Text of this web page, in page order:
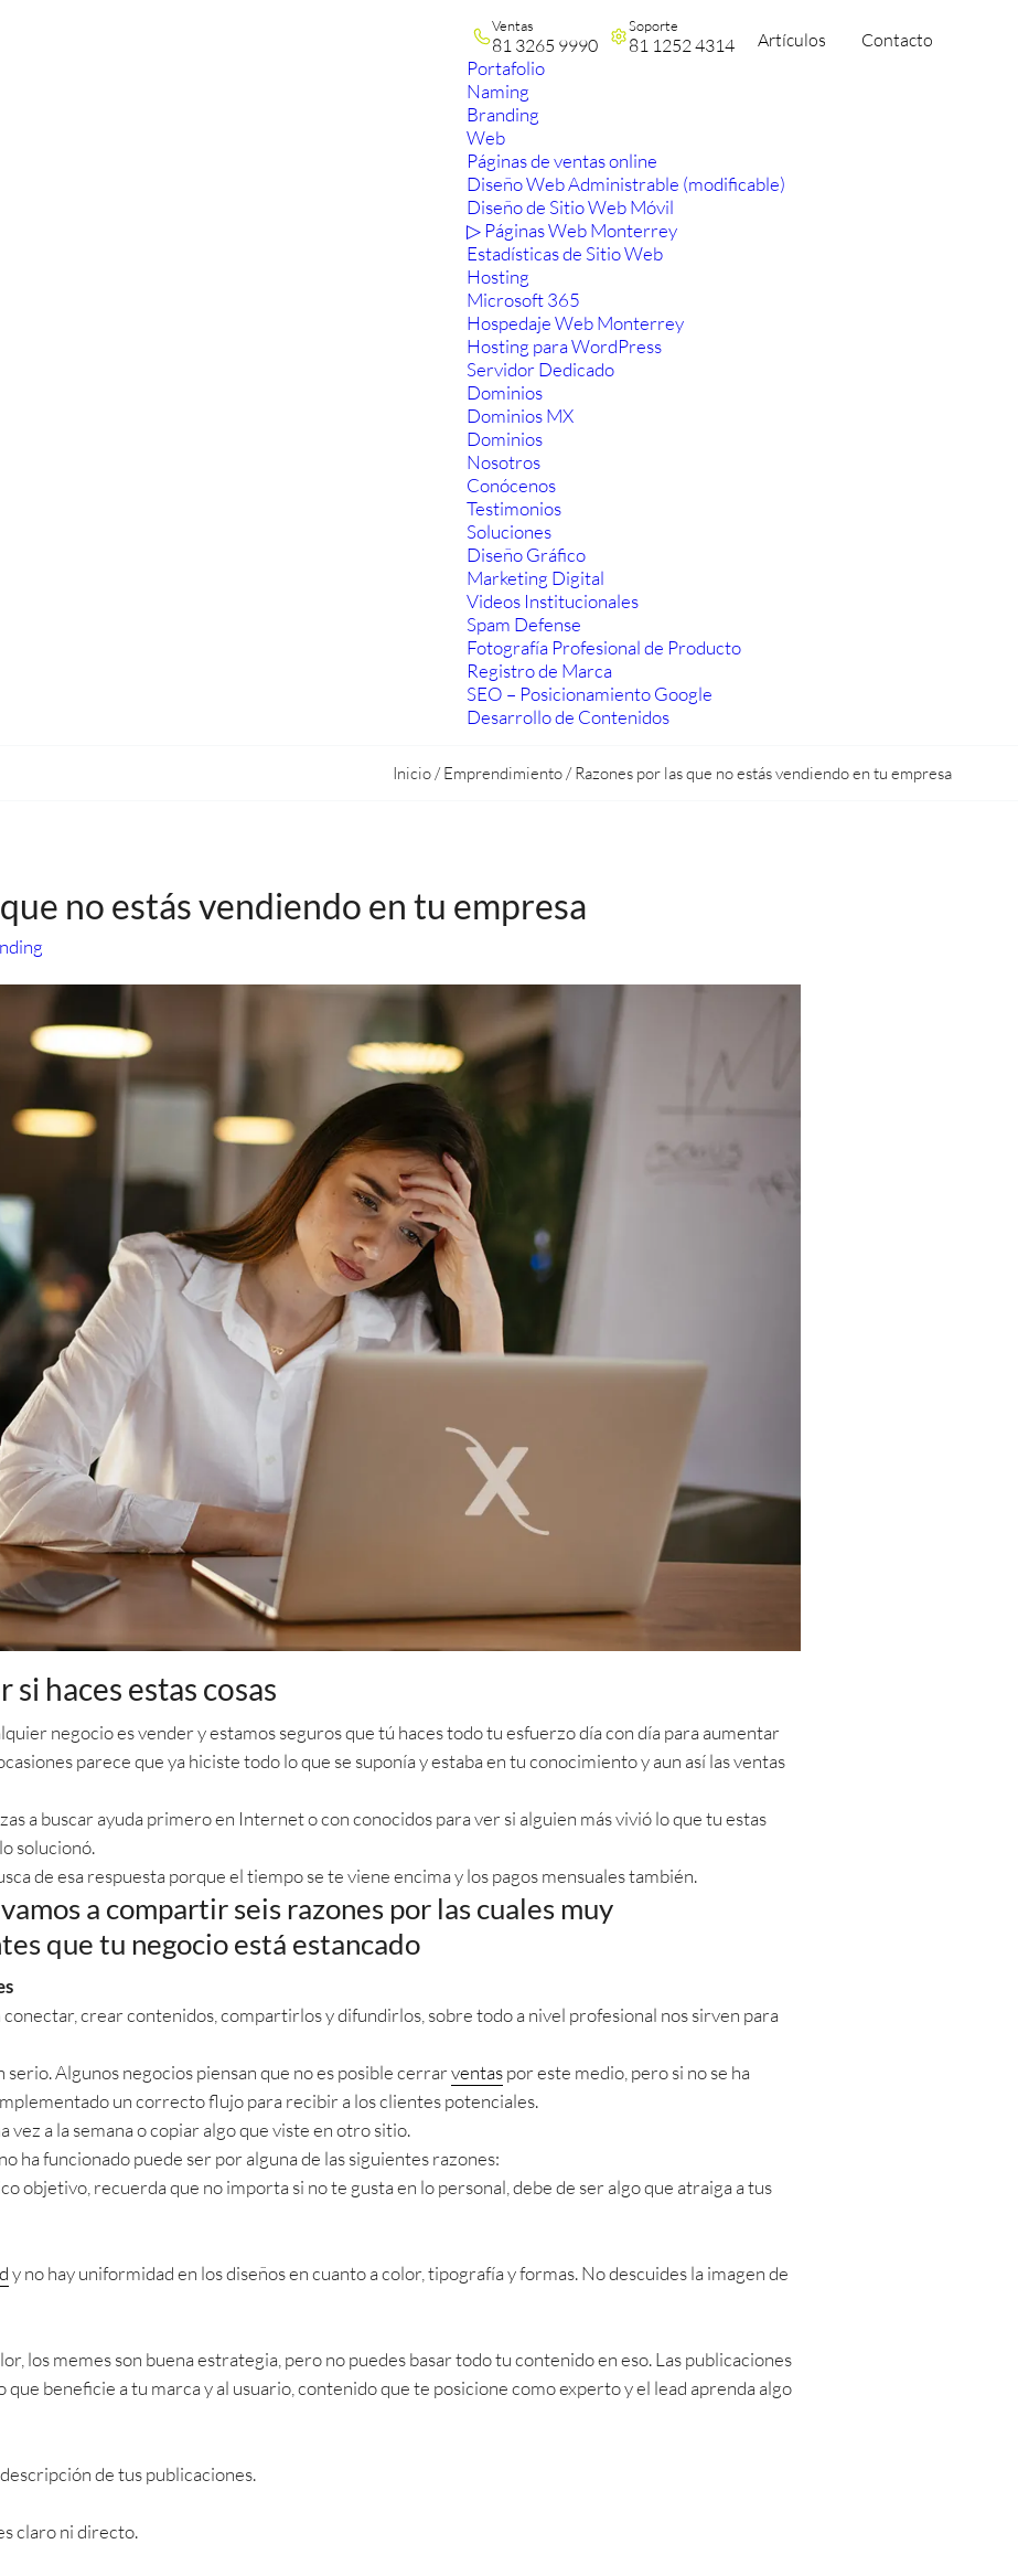
Ventas
81 3265 9990
Soporte
81 1252 4314 Artículos Contacto
Portafolio
Naming
Branding
Web
Páginas de ventas online
Diseño Web Administrable (modificable)
Diseño de Sitio Web Móvil
▷ Páginas Web Monterrey
Estadísticas de Sitio Web
Hosting
Microsoft 365
Hospedaje Web Monterrey
Hosting para WordPress
Servidor Dedicado
Dominios
Dominios MX
Dominios
Nosotros
Conócenos
Testimonios
Soluciones
Diseño Gráfico
Marketing Digital
Videos Institucionales
Spam Defense
Fotografía Profesional de Producto
Registro de Marca
SEO – Posicionamiento Google
Desarrollo de Contenidos
Inicio/Emprendimiento/Razones por las que no estás vendiendo en tu empresa
no estás vendiendo en tu empresa
si haces estas cosas
negocio es vender y estamos seguros que tú haces todo tu esfuerzo día con día para aumentar
parece que ya hiciste todo lo que se suponía y estaba en tu conocimiento y aun así las ventas
a buscar ayuda primero en Internet o con conocidos para ver si alguien más vivió lo que tu estas
solucionó.
de esa respuesta porque el tiempo se te viene encima y los pagos mensuales también.
a compartir seis razones por las cuales muy
que tu negocio está estancado
crear contenidos, compartirlos y difundirlos, sobre todo a nivel profesional nos sirven para
Algunos negocios piensan que no es posible cerrarventaspor este medio, pero si no se ha
un correcto flujo para recibir a los clientes potenciales.
vez a la semana o copiar algo que viste en otro sitio.
ha funcionado puede ser por alguna de las siguientes razones:
objetivo, recuerda que no importa si no te gusta en lo personal, debe de ser algo que atraiga a tus
y no hay uniformidad en los diseños en cuanto a color, tipografía y formas. No descuides la imagen de
los memes son buena estrategia, pero no puedes basar todo tu contenido en eso. Las publicaciones
beneficie a tu marca y al usuario, contenido que te posicione como experto y el lead aprenda algo
de tus publicaciones.
claro ni directo.